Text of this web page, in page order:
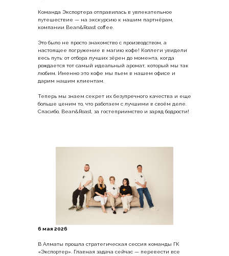
Команда Экспортера отправилась в увлекательное
путешествие — на экскурсию к нашим партнёрам,
компании Bean&Roast coffee.
Это было не просто знакомство с производством, а
настоящее погружение в магию кофе! Коллеги увидели
весь путь: от отбора лучших зёрен до момента, когда
рождается тот самый идеальный аромат, который мы так
любим. Именно это кофе мы пьем в нашем офисе и
дарим нашим клиентам.
Теперь мы знаем секрет их безупречного качества и еще
больше ценим то, что работаем с лучшими в своём деле.
Спасибо, Bean&Roast, за гостеприимство и заряд бодрости!
6 мая 2026
В Алматы прошла стратегическая сессия команды ГК
«Экспортер». Главная задача сейчас — перевести все